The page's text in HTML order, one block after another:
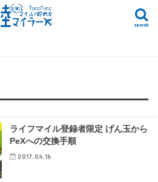
search
ライフマイル登録者限定 げん玉から
PeXへの交換手順
2017.04.16